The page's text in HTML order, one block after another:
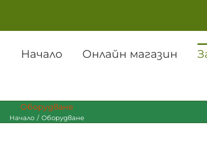
Начало Онлайн магазин
Оборудване
Начало Оборудване